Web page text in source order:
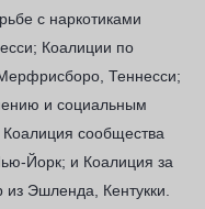
с наркотиками
Коалиции по
Теннесси;
и социальным
сообщества
Йорк; и Коалиция за
из Эшленда, Кентукки.